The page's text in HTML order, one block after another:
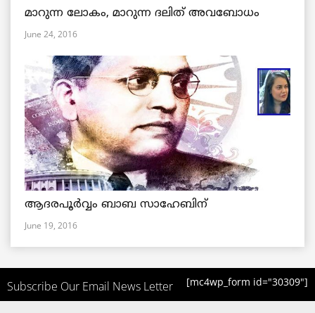
മാറുന്ന ലോകം, മാറുന്ന ദലിത് അവബോധം
June 24, 2016
ആദരപൂര്‍വ്വം ബാബ സാഹേബിന്
June 19, 2016
Subscribe Our Email News Letter [mc4wp_form id="30309"]